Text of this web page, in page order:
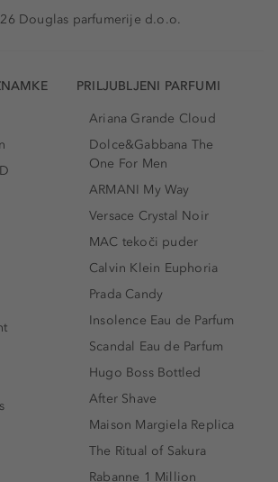
Douglas parfumerije d.o.o.
PRILJUBLJENI PARFUMI
Ariana Grande Cloud
Dolce&Gabbana The
One For Men
ARMANI My Way
Versace Crystal Noir
MAC tekoči puder
Calvin Klein Euphoria
Prada Candy
Insolence Eau de Parfum
Scandal Eau de Parfum
Hugo Boss Bottled
After Shave
Maison Margiela Replica
The Ritual of Sakura
Rabanne 1 Million